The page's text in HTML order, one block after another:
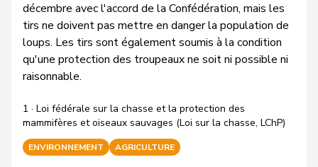
décembre avec l'accord de la Confédération, mais les
tirs ne doivent pas mettre en danger la population de
loups. Les tirs sont également soumis à la condition
qu'une protection des troupeaux ne soit ni possible ni
raisonnable.
1 · Loi fédérale sur la chasse et la protection des
mammifères et oiseaux sauvages (Loi sur la chasse, LChP)
ENVIRONNEMENT AGRICULTURE